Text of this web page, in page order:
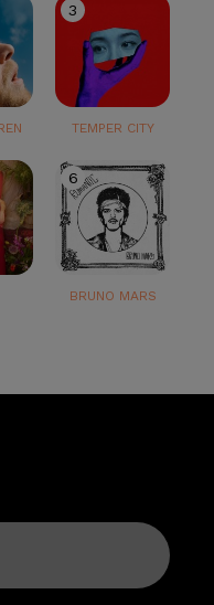
3
TEMPER CITY
6
BRUNO MARS